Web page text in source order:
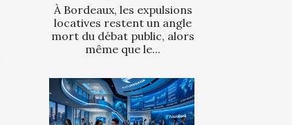
À Bordeaux, les expulsions
locatives restent un angle
mort du débat public, alors
même que le...